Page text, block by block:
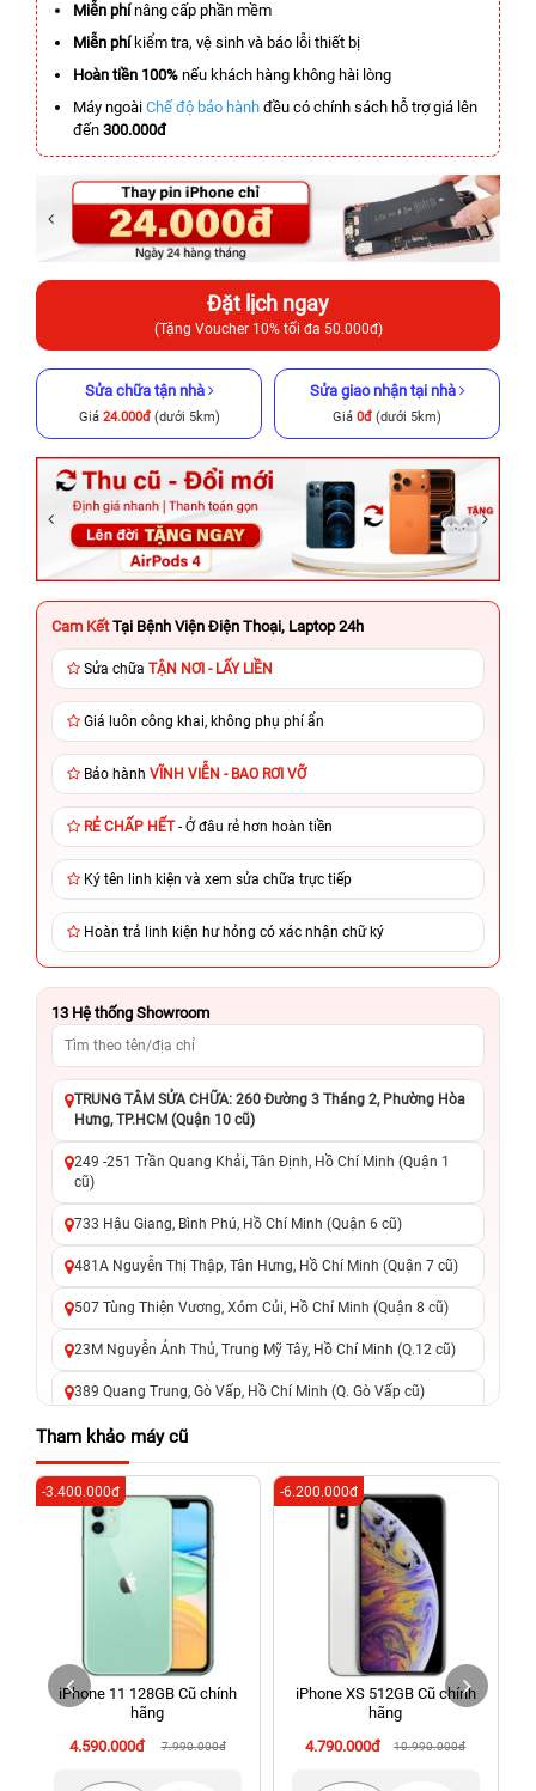
Miễn phínâng cấp phần mềm
Miễn phíkiểm tra, vệ sinh và báo lỗi thiết bị
Hoàn tiền 100% nếu khách hàng không hài lòng
Máy ngoài Chế độ bảo hành đều có chính sách hỗ trợ giá lên
đến 300.000đ
Đặt lịch ngay
(Tặng Voucher 10% tối đa 50.000đ)
Sửa chữa tận nhà
Giá 24.000đ(dưới 5km)
Sửa giao nhận tại nhà
Giá 0đ (dưới 5km)
Cam Kết Tại Bệnh Viện Điện Thoại, Laptop 24h
Sửa chữa TẬN NƠI - LẤY LIỀN
Giá luôn công khai, không phụ phí ẩn
Bảo hành VĨNH VIỄN - BAO RƠI VỠ
RẺ CHẤP HẾT- Ở đâu rẻ hơn hoàn tiền
Ký tên linh kiện và xem sửa chữa trực tiếp
Hoàn trả linh kiện hư hỏng có xác nhận chữ ký
13 Hệ thống Showroom
TRUNG TÂM SỬA CHỮA: 260 Đường 3 Tháng 2, Phường Hòa
Hưng, TP.HCM (Quận 10 cũ)
249 -251 Trần Quang Khải, Tân Định, Hồ Chí Minh (Quận 1
cũ)
733 Hậu Giang, Bình Phú, Hồ Chí Minh (Quận 6 cũ)
481A Nguyễn Thị Thập, Tân Hưng, Hồ Chí Minh (Quận 7 cũ)
507 Tùng Thiện Vương, Xóm Củi, Hồ Chí Minh (Quận 8 cũ)
23M Nguyễn Ảnh Thủ, Trung Mỹ Tây, Hồ Chí Minh (Q.12 cũ)
389 Quang Trung, Gò Vấp, Hồ Chí Minh (Q. Gò Vấp cũ)
625 - 625A Âu Cơ, Tân Phú, Hồ Chí Minh (Quận Tân Phú cũ)
326 Lê Văn Việt, Tăng Nhơn Phú, Hồ Chí Minh (Q.9 TP. Thủ
Đức cũ)
256 Võ Văn Ngân, Thủ Đức, Hồ Chí Minh (Bình Thọ, TP. Thủ
Đức Cũ)
70 Nguyễn An Ninh, Dĩ An, Hồ Chí Minh (Bình Dương Cũ)
24h Vũng Tàu: 162A Ba Cu, Vũng Tàu, Hồ Chí Minh (TP. Vũng
Tàu cũ)
198 Hoàng Văn Thụ, Tân Sơn Nhất, Hồ Chí Minh (Tân Bình
Tham khảo máy cũ
iPhone 11 128GB Cũ chính
hãng
4.590.000đ
7.990.000đ
-3.400.000đ
iPhone XS 512GB Cũ chính
hãng
4.790.000đ
10.990.000đ
-6.200.000đ